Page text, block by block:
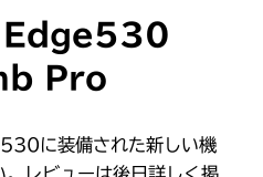
Pro
に装備された新しい機